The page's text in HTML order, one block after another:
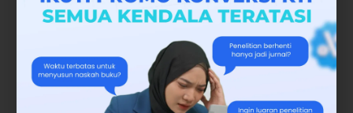
drama menarik yang membuat karya sastra
Konflik-konflik yang terjadi tentunya
melibatkan semua pemain atau tokoh, yang